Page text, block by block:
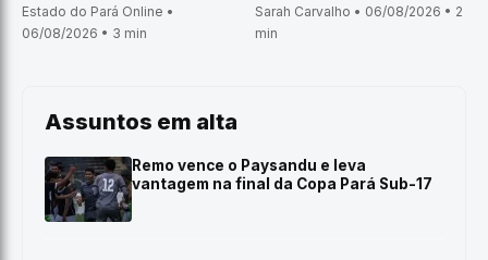
Estado do Pará Online •
06/08/2026 • 3 min
Sarah Carvalho • 06/08/2026 • 2
min
Assuntos em alta
Remo vence o Paysandu e leva
vantagem na final da Copa Pará Sub-17